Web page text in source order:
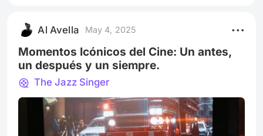
tenía las expectativas altas antes de verla y que
al final no sentí o no conecté, más allá de que
es imposible neg
Al Avella May 4, 2025
Momentos Icónicos del Cine: Un antes,
un después y un siempre.
The Jazz Singer